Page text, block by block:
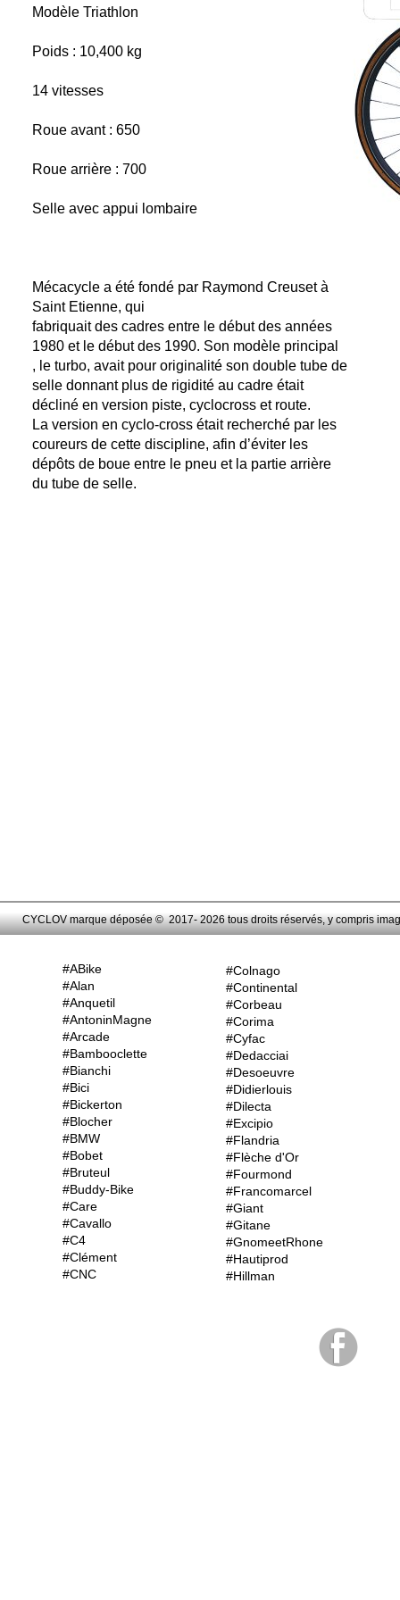
#Colnago
#Continental
#Corbeau
#Corima
#Cyfac
#Dedacciai
#Desoeuvre
#Didierlouis
#Dilecta
#Excipio
#Flandria
#Flèche d'Or
#Fourmond
#Francomarcel
#Giant
#Gitane
#GnomeetRhone
#Hautiprod
#Hillman
#ABike
#Alan
#Anquetil
#AntoninMagne
#Arcade
#Bambooclette
#Bianchi
#Bici
#Bickerton
#Blocher
#BMW
#Bobet
#Bruteul
#Buddy-Bike
#Care
#Cavallo
#C4
#Clément
#CNC
CYCLOV marque déposée © 2017- 2026 tous droits réservés, y compris
Modèle Triathlon
Poids : 10,400 kg
14 vitesses
Roue avant : 650
Roue arrière : 700
Selle avec appui lombaire
Mécacycle a été fondé par Raymond Creuset à
Saint Etienne, qui
fabriquait des cadres entre le début des années
1980 et le début des 1990. Son modèle principal
, le turbo, avait pour originalité son double tube de
selle donnant plus de rigidité au cadre était
décliné en version piste, cyclocross et route.
La version en cyclo-cross était recherché par les
coureurs de cette discipline, afin d’éviter les
dépôts de boue entre le pneu et la partie arrière
du tube de selle.